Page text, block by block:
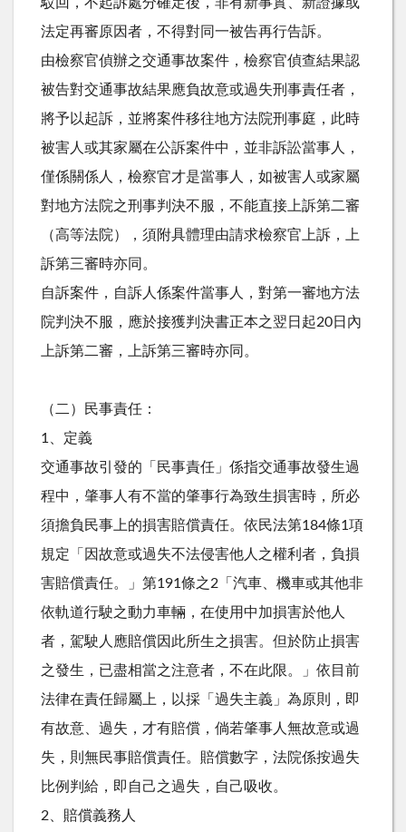
法定再審原因者，不得對同一被告再行告訴。
由檢察官偵辦之交通事故案件，檢察官偵查結果認
被告對交通事故結果應負故意或過失刑事責任者，
將予以起訴，並將案件移往地方法院刑事庭，此時
被害人或其家屬在公訴案件中，並非訴訟當事人，
僅係關係人，檢察官才是當事人，如被害人或家屬
對地方法院之刑事判決不服，不能直接上訴第二審
（高等法院），須附具體理由請求檢察官上訴，上
訴第三審時亦同。
自訴案件，自訴人係案件當事人，對第一審地方法
院判決不服，應於接獲判決書正本之翌日起20日內
上訴第二審，上訴第三審時亦同。
（二）民事責任：
1、定義
交通事故引發的「民事責任」係指交通事故發生過
程中，肇事人有不當的肇事行為致生損害時，所必
須擔負民事上的損害賠償責任。依民法第184條1項
規定「因故意或過失不法侵害他人之權利者，負損
害賠償責任。」第191條之2「汽車、機車或其他非
依軌道行駛之動力車輛，在使用中加損害於他人
者，駕駛人應賠償因此所生之損害。但於防止損害
之發生，已盡相當之注意者，不在此限。」依目前
法律在責任歸屬上，以採「過失主義」為原則，即
有故意、過失，才有賠償，倘若肇事人無故意或過
失，則無民事賠償責任。賠償數字，法院係按過失
比例判給，即自己之過失，自己吸收。
2、賠償義務人